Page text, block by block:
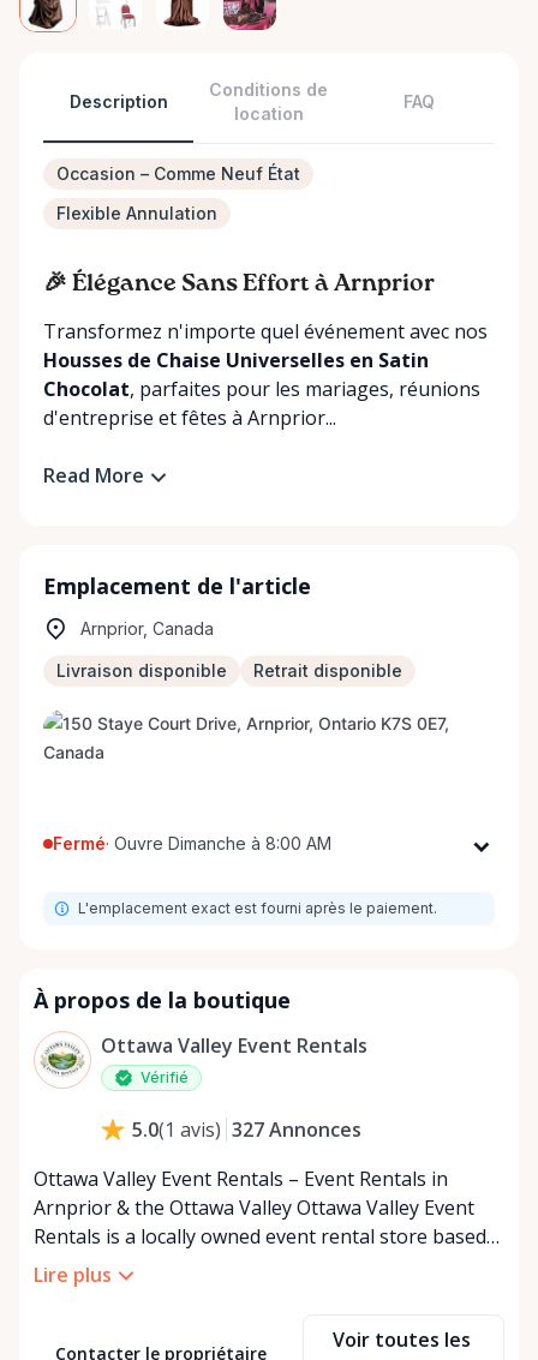
Description
Conditions de
location
FAQ
Occasion – Comme Neuf État
Flexible Annulation
🎉 Élégance Sans Effort à Arnprior
Transformez n'importe quel événement avec nos
Housses de Chaise Universelles en Satin
Chocolat, parfaites pour les mariages, réunions
d'entreprise et fêtes à Arnprior...
Read More
Emplacement de l'article
Arnprior, Canada
Livraison disponible Retrait disponible
Fermé· Ouvre Dimanche à 8:00 AM
Mardi
8:00 AM - 8:00 PM
Samedi
8:00 AM - 8:00 PM
Dimanche
L'emplacement exact est fourni après le paiement.
À propos de la boutique
Ottawa Valley Event Rentals
Vérifié
5.0(1 avis) 327Annonces
Ottawa Valley Event Rentals – Event Rentals in
Arnprior & the Ottawa Valley Ottawa Valley Event
Rentals is a locally owned event rental store based
in Arnprior, Ontario, proudly serving the Ottawa
Valley and surrounding communities. We help make
family celebrations, and community gatherings
Lire plus
Contacter le propriétaire
Voir toutes les